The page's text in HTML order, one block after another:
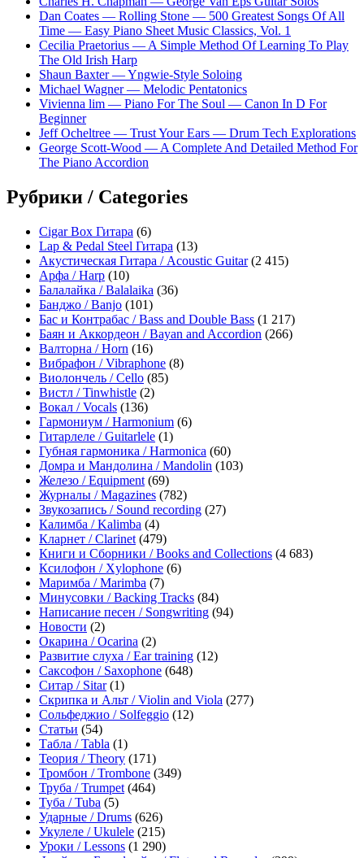
Dan Coates — Rolling Stone — 500 Greatest Songs Of All
Time — Easy Piano Sheet Music Classics, Vol. 1
Cecilia Praetorius — A Simple Method Of Learning To Play
The Old Irish Harp
Shaun Baxter — Yngwie-Style Soloing
Michael Wagner — Melodic Pentatonics
Vivienna lim — Piano For The Soul — Canon In D For
Beginner
Jeff Ocheltree — Trust Your Ears — Drum Tech Explorations
George Scott-Wood — A Complete And Detailed Method For
The Piano Accordion
Рубрики / Categories
Cigar Box Гитара (6)
Lap & Pedal Steel Гитара (13)
Акустическая Гитара / Acoustic Guitar(2 415)
Арфа / Harp (10)
Балалайка / Balalaika (36)
Банджо / Banjo (101)
Бас и Контрабас / Bass and Double Bass (1 217)
Баян и Аккордеон / Bayan and Accordion (266)
Валторна / Horn (16)
Вибрафон / Vibraphone (8)
Виолончель / Cello (85)
Вистл / Tinwhistle (2)
Вокал / Vocals (136)
Гармониум / Harmonium (6)
Гитарлеле / Guitarlele (1)
Губная гармоника / Harmonica (60)
Домра и Мандолина / Mandolin (103)
Железо / Equipment (69)
Журналы / Magazines (782)
Звукозапись / Sound recording (27)
Калимба / Kalimba (4)
Кларнет / Clarinet (479)
Книги и Сборники / Books and Collections (4 683)
Ксилофон / Xylophone (6)
Маримба / Marimba (7)
Минусовки / Backing Tracks (84)
Написание песен / Songwriting (94)
Новости (2)
Окарина / Ocarina (2)
Развитие слуха / Ear training (12)
Саксофон / Saxophone (648)
Ситар / Sitar(1)
Скрипка и Альт / Violin and Viola (277)
Сольфеджио / Solfeggio (12)
Статьи (54)
Табла / Tabla (1)
Теория / Theory (171)
Тромбон / Trombone (349)
Труба / Trumpet (464)
Туба / Tuba (5)
Ударные / Drums (626)
Укулеле / Ukulele (215)
Уроки / Lessons (1 290)